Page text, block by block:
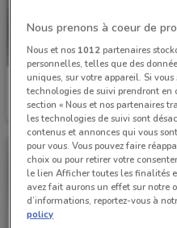
Foncia
Valable jusqu'au 31/12 4.6 km
Nous prenons à coeur de
Nous et nos 1012partenaires
personnelles, telles que des
uniques, sur votre appareil. Si
technologies de suivi prendront
section « Nous et nos partenaires
les technologies de suivi sont
contenus et annonces qui vous
pour vous. Vous pouvez faire
choix ou pour retirer votre
le lien Afficher toutes les finalités
avez fait aurons un effet sur notre
d’informations, reportez-vous à
policy